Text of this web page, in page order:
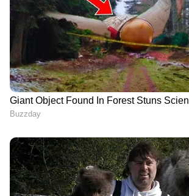
നിർബന്ധം
ദില്ലിയിൽ ശക്തമായ മഴ;
പലയിടത്തും ​ഗതാ​ഗതക്കുരുക്ക്